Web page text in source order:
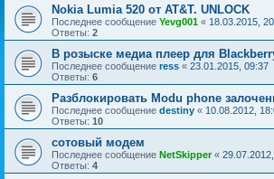
Nokia Lumia 520 от AT&T. UNLOCK
Последнее сообщение Yevg001 « 18.03.2015,
Ответы: 2
В розыске медиа плеер для
Последнее сообщение ress « 23.01.2015, 09:37
Ответы: 6
Разблокировать Modu phone
Последнее сообщение destiny « 10.08.2012,
Ответы: 10
сотовый модем
Последнее сообщение NetSkipper«
Ответы: 4